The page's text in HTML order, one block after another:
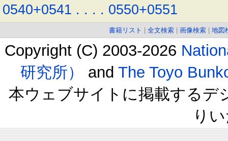
0540+0541 . . . . 0550+0551
書籍リスト 全文検索 画像検索 地図
Copyright (C) 2003-2026
研究所）
and The Toyo
本ウェブサイトに掲載するデ
り